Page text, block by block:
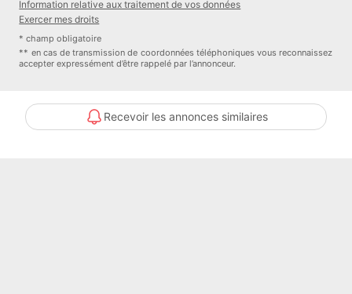
Cuisine : Coin Repas
Fibre optique : Oui
Numéro de mandat : 450
Procédure sur le Syndicat des copropriétaires : NC
Taxe foncière : 1270 euros
Information relative aux traitement de vos données
Exercer mes droits
* champ obligatoire
** en cas de transmission de coordonnées téléphoniques vous reconnaissez
accepter expressément d’être rappelé par l’annonceur.
Recevoir les annonces similaires